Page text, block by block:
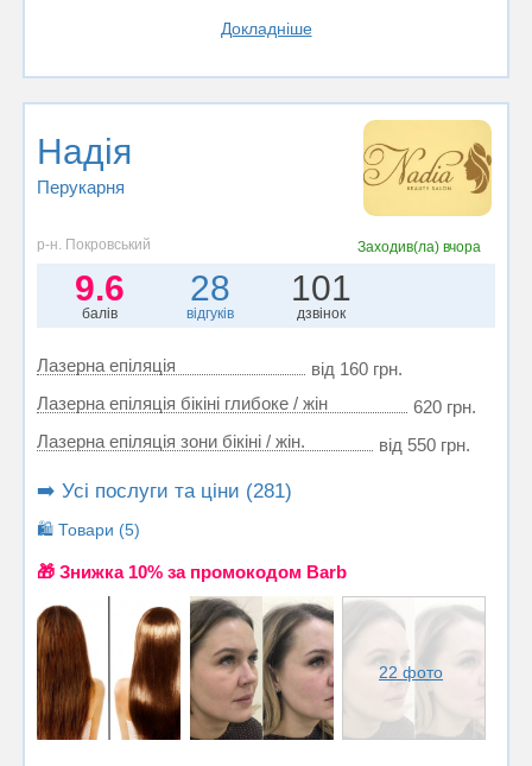
Докладніше
Надiя
Перукарня
р-н. Покровський Заходив(ла) вчора
9.6
балів
28
відгуків
101
дзвінок
Лазерна епіляція
від 160 грн.
Лазерна епіляція бікіні глибоке / жін
620 грн.
Лазерна епіляція зони бікіні / жін.
від 550 грн.
➡️ Усі послуги та ціни (281)
🛍️ Товари (5)
🎁 Знижка 10% за промокодом Barb
22 фото